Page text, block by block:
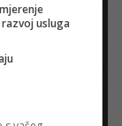
usluga